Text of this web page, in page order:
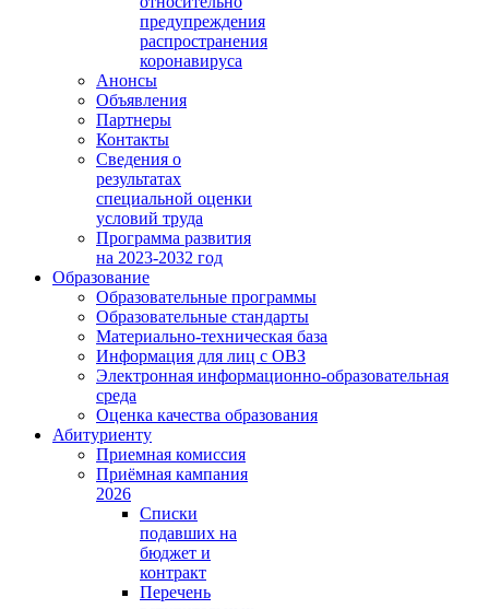
предупреждения
распространения
коронавируса
Анонсы
Объявления
Партнеры
Контакты
Сведения о
результатах
специальной оценки
условий труда
Программа развития
на 2023-2032 год
Образование
Образовательные программы
Образовательные стандарты
Материально-техническая база
Информация для лиц с ОВЗ
Электронная информационно-образовательная
среда
Оценка качества образования
Абитуриенту
Приемная комиссия
Приёмная кампания
2026
Списки
подавших на
бюджет и
контракт
Перечень